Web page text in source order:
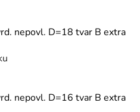
nepovl. D=18 tvar B extra
nepovl. D=16 tvar B extra